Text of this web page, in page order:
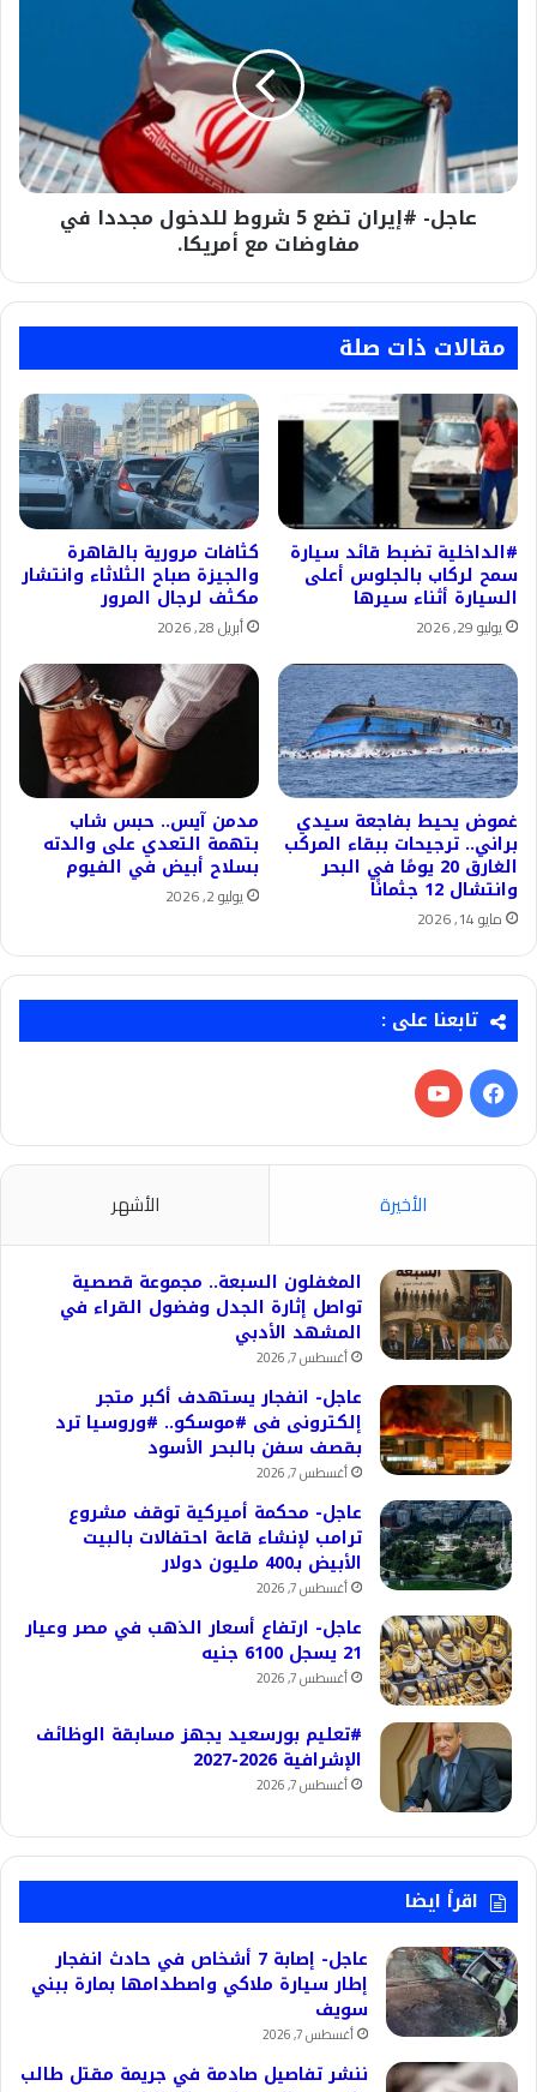
مجددا
في
مفاوضات
عاجل- #إيران تضع 5 شروط للدخول مجددا في
مفاوضات مع أمريكا.
مقالات ذات صلة
#الداخلية تضبط قائد سيارة
سمح لركاب بالجلوس أعلى
السيارة أثناء سيرها
يوليو 29, 2026
كثافات مرورية بالقاهرة
والجيزة صباح الثلاثاء وانتشار
مكثف لرجال المرور
أبريل 28, 2026
غموض يحيط بفاجعة سيدي
براني.. ترجيحات ببقاء المركب
الغارق 20 يومًا في البحر
وانتشال 12 جثمانًا
مايو 14, 2026
مدمن آيس.. حبس شاب
بتهمة التعدي على والدته
بسلاح أبيض في الفيوم
يوليو 2, 2026
تابعنا على :
فيسبوك‫YouTube
الأخيرة الأشهر
المغفلون السبعة.. مجموعة قصصية
تواصل إثارة الجدل وفضول القراء في
المشهد الأدبي
أغسطس 7, 2026
عاجل- انفجار يستهدف أكبر متجر
إلكترونى فى #موسكو.. #وروسيا ترد
بقصف سفن بالبحر الأسود
أغسطس 7, 2026
عاجل- محكمة أميركية توقف مشروع
ترامب لإنشاء قاعة احتفالات بالبيت
الأبيض بـ400 مليون دولار
أغسطس 7, 2026
عاجل- ارتفاع أسعار الذهب في مصر وعيار
21 يسجل 6100 جنيه
أغسطس 7, 2026
#تعليم بورسعيد يجهز مسابقة الوظائف
الإشرافية 2026-2027
أغسطس 7, 2026
اقرأ ايضا
عاجل- إصابة 7 أشخاص في حادث انفجار
إطار سيارة ملاكي واصطدامها بمارة ببني
سويف
أغسطس 7, 2026
ننشر تفاصيل صادمة في جريمة مقتل طالب